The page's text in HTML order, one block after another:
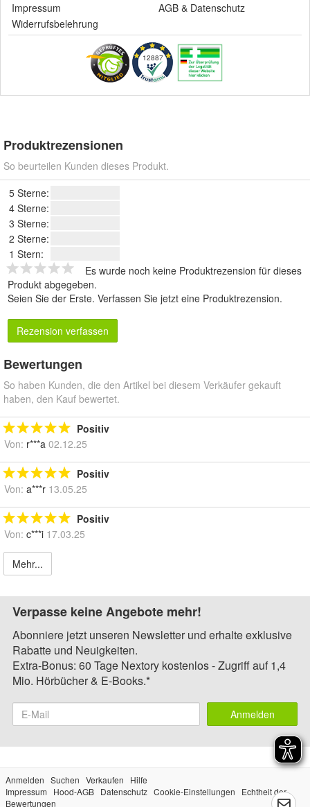
Impressum
AGB & Datenschutz
Widerrufsbelehrung
12887
Produktrezensionen
So beurteilen Kunden dieses Produkt.
5 Sterne:
4 Sterne:
3 Sterne:
2 Sterne:
1 Stern:
Es wurde noch keine Produktrezension für dieses
Produkt abgegeben.
Seien Sie der Erste. Verfassen Sie jetzt eine Produktrezension.
Rezension verfassen
Bewertungen
So haben Kunden, die den Artikel bei diesem Verkäufer gekauft
haben, den Kauf bewertet.
Positiv
Von: r***a 02.12.25
Positiv
Von: a***r 13.05.25
Positiv
Von: c***i 17.03.25
Mehr...
Verpasse keine Angebote mehr!
Abonniere jetzt unseren Newsletter und erhalte exklusive
Rabatte und Neuigkeiten.
Extra-Bonus: 60 Tage Nextory kostenlos - Zugriff auf 1,4
Mio. Hörbücher & E-Books.*
Anmelden
Anmelden Suchen Verkaufen
Hilfe
Impressum
Hood-AGB Datenschutz Cookie-Einstellungen
Echtheit der
Bewertungen